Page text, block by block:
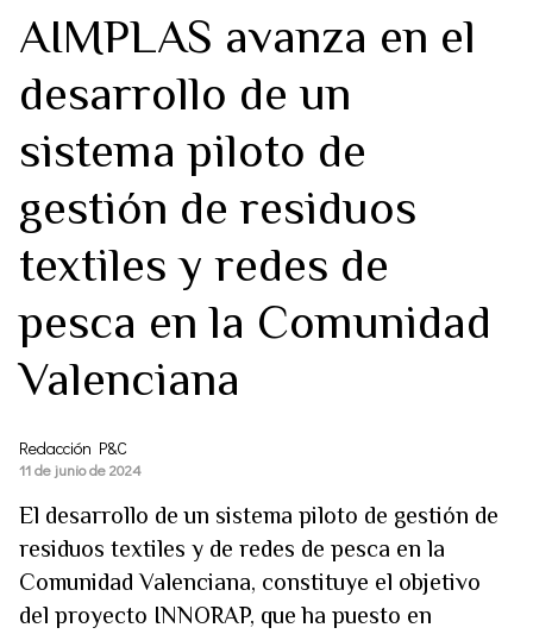
AIMPLAS avanza en el
desarrollo de un
sistema piloto de
gestión de residuos
textiles y redes de
pesca en la Comunidad
Valenciana
Redacción P&C
11 de junio de 2024
El desarrollo de un sistema piloto de gestión de
residuos textiles y de redes de pesca en la
Comunidad Valenciana, constituye el objetivo
del proyecto INNORAP, que ha puesto en